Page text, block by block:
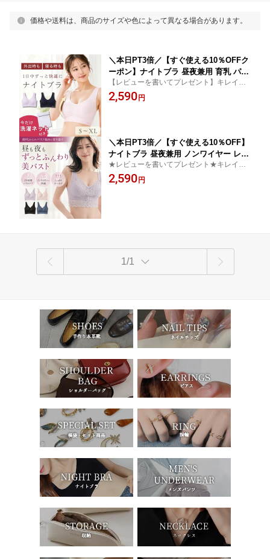
価格や送料は、商品のサイズや色によって異なる場合があります。
＼本日PT3倍／【すぐ使える10％OFFク
ーポン】ナイトブラ 昼夜兼用 育乳 パッ
ト無し ノンワイヤー ブラ カップ付き
タグなし 盛れる バストアップ 締め付け
【レビューを書いてプレゼント】キレイな
バストを守り続ける。もっちりふわっとナ
イトブラ。おうち時間 産後 おすすめ 横流
2,590円
＼本日PT3倍／【すぐ使える10％OFF】
ナイトブラ 昼夜兼用 ノンワイヤー レー
ス ブラ 育乳 カップ付き 盛れる バスト
アップ 締め付けない脇高 ブラジャー バ
★レビューを書いてプレゼント★キレイな
バストを守り続ける。もっちりふわっとナ
イトブラ ルームブラ 満喫 おうち時間 大き
2,590円
1/1